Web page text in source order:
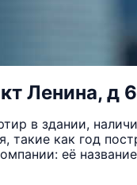
Ленина, д
в здании,
такие как год
её